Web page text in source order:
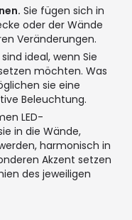
Sie fügen sich in
oder der Wände
Veränderungen.
sind ideal, wenn Sie
möchten. Was
sie eine
Beleuchtung.
LED-
in die Wände,
harmonisch in
Akzent setzen
des jeweiligen